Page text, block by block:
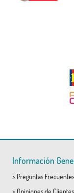
Información
> Preguntas Frecuentes
> Opiniones de Clientes